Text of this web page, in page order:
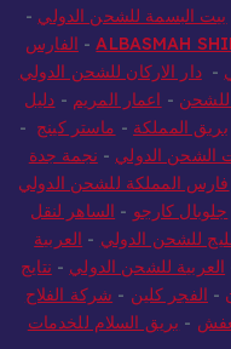
بيت البسمة للشحن الدولي -
ALBASMAH
- الفارس
-دار الاركان للشحن الدولي
للشحن - اعمار المريم - دليل
بريق المملكة - ماستر كينج -
الشحن الدولي - نجمة جدة
فارس المملكة للشحن الدولي
جلوبال كارجو - الساهر لنقل
للشحن الدولي - العربية
العربية للشحن الدولي - نتايج
- الفجر كلين - شركة الفلاح
- بريق السلام للخدمات